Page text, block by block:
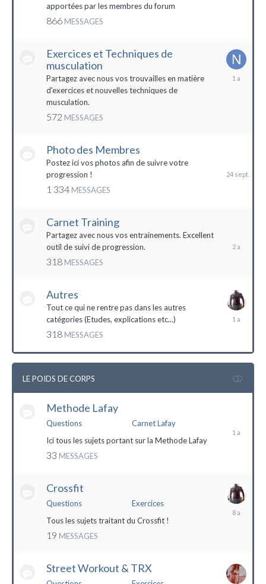
apportées par les membres du forum
866 MESSAGES
Exercices et Techniques de
musculation
Partagez avec nous vos trouvailles en matière
d'exercices et nouvelles techniques de
musculation.
572 MESSAGES
25
Photo des Membres
Postez ici vos photos afin de suivre votre
progression !
1 334 MESSAGES
2023
Carnet Training
Partagez avec nous vos entrainements. Excellent
outil de suivi de progression.
318 MESSAGES
2022
Autres
Tout ce qui ne rentre pas dans les autres
catégories (Etudes, explications etc...)
318 MESSAGES
10
LE POIDS DE CORPS
Methode Lafay
Questions
Carnet Lafay
Ici tous les sujets portant sur la Methode Lafay
33 MESSAGES
2023
Crossfit
Questions
Exercices
Tous les sujets traitant du Crossfit !
19 MESSAGES
27
Street Workout & TRX